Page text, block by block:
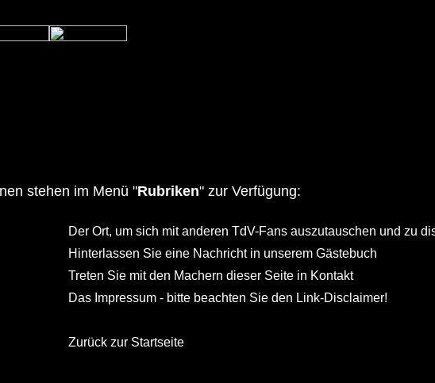
stehen im Menü "Rubriken" zur Verfügung:
Der Ort, um sich mit anderen TdV-Fans auszutauschen und zu
Hinterlassen Sie eine Nachricht in unserem Gästebuch
Treten Sie mit den Machern dieser Seite in Kontakt
Das Impressum - bitte beachten Sie den Link-Disclaimer!
Zurück zur Startseite